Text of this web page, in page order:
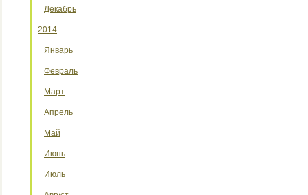
Декабрь
2014
Январь
Февраль
Март
Апрель
Май
Июнь
Июль